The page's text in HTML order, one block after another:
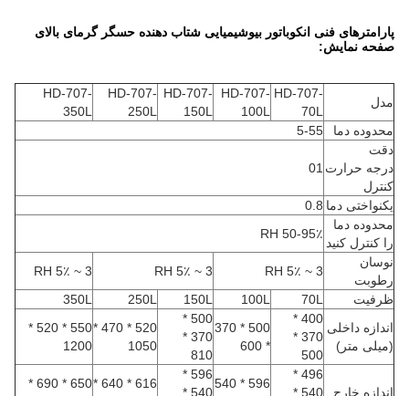
پارامترهای فنی انکوباتور بیوشیمیایی شتاب دهنده حسگر گرمای بالای
صفحه نمایش:
مدل
HD-707-
70L
HD-707-
100L
HD-707-
150L
HD-707-
250L
HD-707-
350L
محدوده دما
5-55
دقت
درجه حرارت
کنترل
01
یکنواختی دما 0.8
محدوده دما
را کنترل کنید
50-95٪ RH
نوسان
رطوبت
3 ~ 5٪ RH 3 ~ 5٪ RH
3 ~ 5٪ RH
ظرفیت
70L
100L
150L
250L
350L
اندازه داخلی
(میلی متر)
400 *
370 *
500
500 * 370
* 600
500 *
370 *
810
520 * 470 *
1050
550 * 520 *
1200
اندازه خارج
496 *
540 *
596 * 540
596 *
540 *
616 * 640 *
650 * 690 *